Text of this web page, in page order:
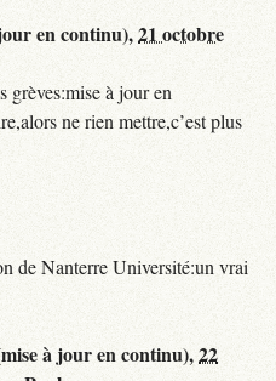
en continu),21 octobre
grèves:mise à jour en
ne rien mettre,c’est plus
de Nanterre Université:un vrai
à jour en continu),22